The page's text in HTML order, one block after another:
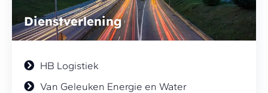
Dienstverlening
HB Logistiek
Van Geleuken Energie en Water